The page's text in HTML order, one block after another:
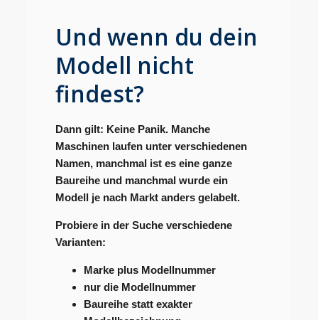
Und wenn du dein
Modell nicht
findest?
Dann gilt: Keine Panik. Manche
Maschinen laufen unter verschiedenen
Namen, manchmal ist es eine ganze
Baureihe und manchmal wurde ein
Modell je nach Markt anders gelabelt.
Probiere in der Suche verschiedene
Varianten:
Marke plus Modellnummer
nur die Modellnummer
Baureihe statt exakter